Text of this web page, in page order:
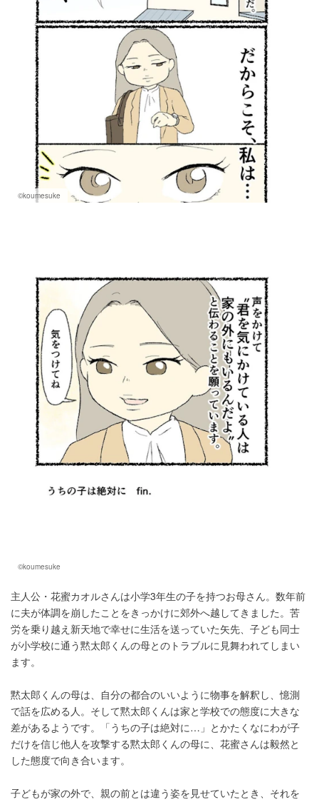
©koumesuke
©koumesuke
主人公・花蜜カオルさんは小学3年生の子を持つお母さん。数年前
に夫が体調を崩したことをきっかけに郊外へ越してきました。苦
労を乗り越え新天地で幸せに生活を送っていた矢先、子ども同士
が小学校に通う黙太郎くんの母とのトラブルに見舞われてしまい
ます。
黙太郎くんの母は、自分の都合のいいように物事を解釈し、憶測
で話を広める人。そして黙太郎くんは家と学校での態度に大きな
差があるようです。「うちの子は絶対に…」とかたくなにわが子
だけを信じ他人を攻撃する黙太郎くんの母に、花蜜さんは毅然と
した態度で向き合います。
子どもが家の外で、親の前とは違う姿を見せていたとき、それを